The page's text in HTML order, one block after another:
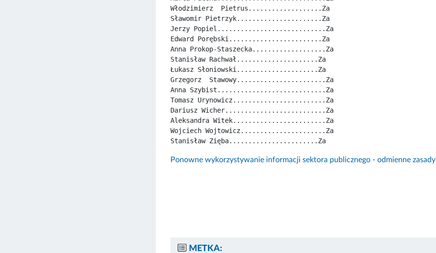
Włodzimierz  Pietrus...................Za
Sławomir Pietrzyk......................Za
Jerzy Popiel............................Za
Edward Porębski........................Za
Anna Prokop-Staszecka...................Za
Stanisław Rachwał.....................Za
Łukasz Słoniowski.....................Za
Grzegorz  Stawowy.......................Za
Anna Szybist............................Za
Tomasz Urynowicz........................Za
Dariusz Wicher..........................Za
Aleksandra Witek........................Za
Wojciech Wojtowicz......................Za
Stanisław Zięba.......................Za
Ponowne wykorzystywanie informacji sektora publicznego - odmienne zasady
METKA: